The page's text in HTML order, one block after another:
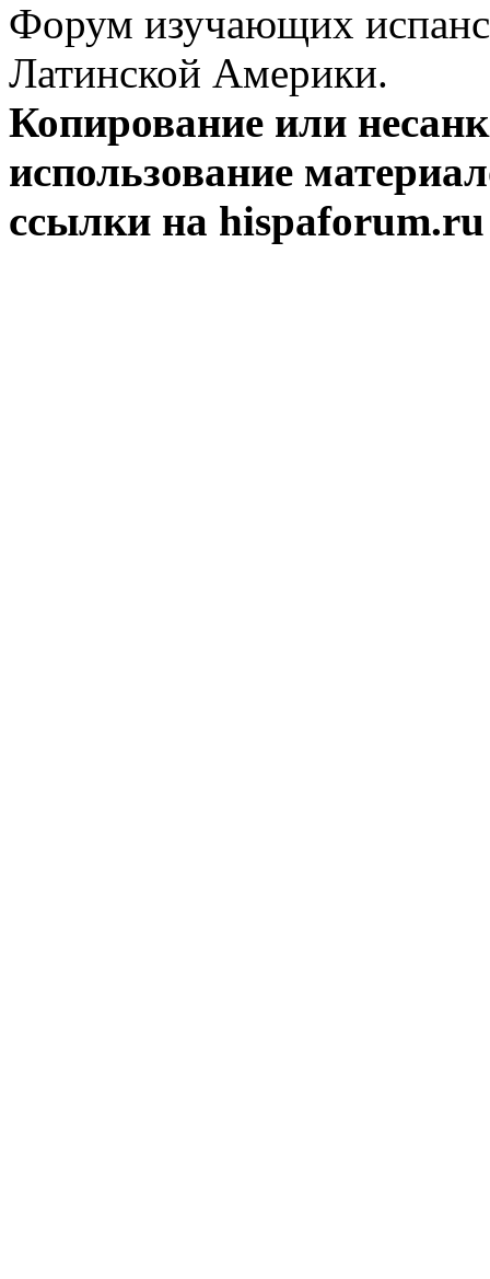
Форум изучающих
Латинской Америки.
Копирование или
использование
ссылки на hispaforum.ru